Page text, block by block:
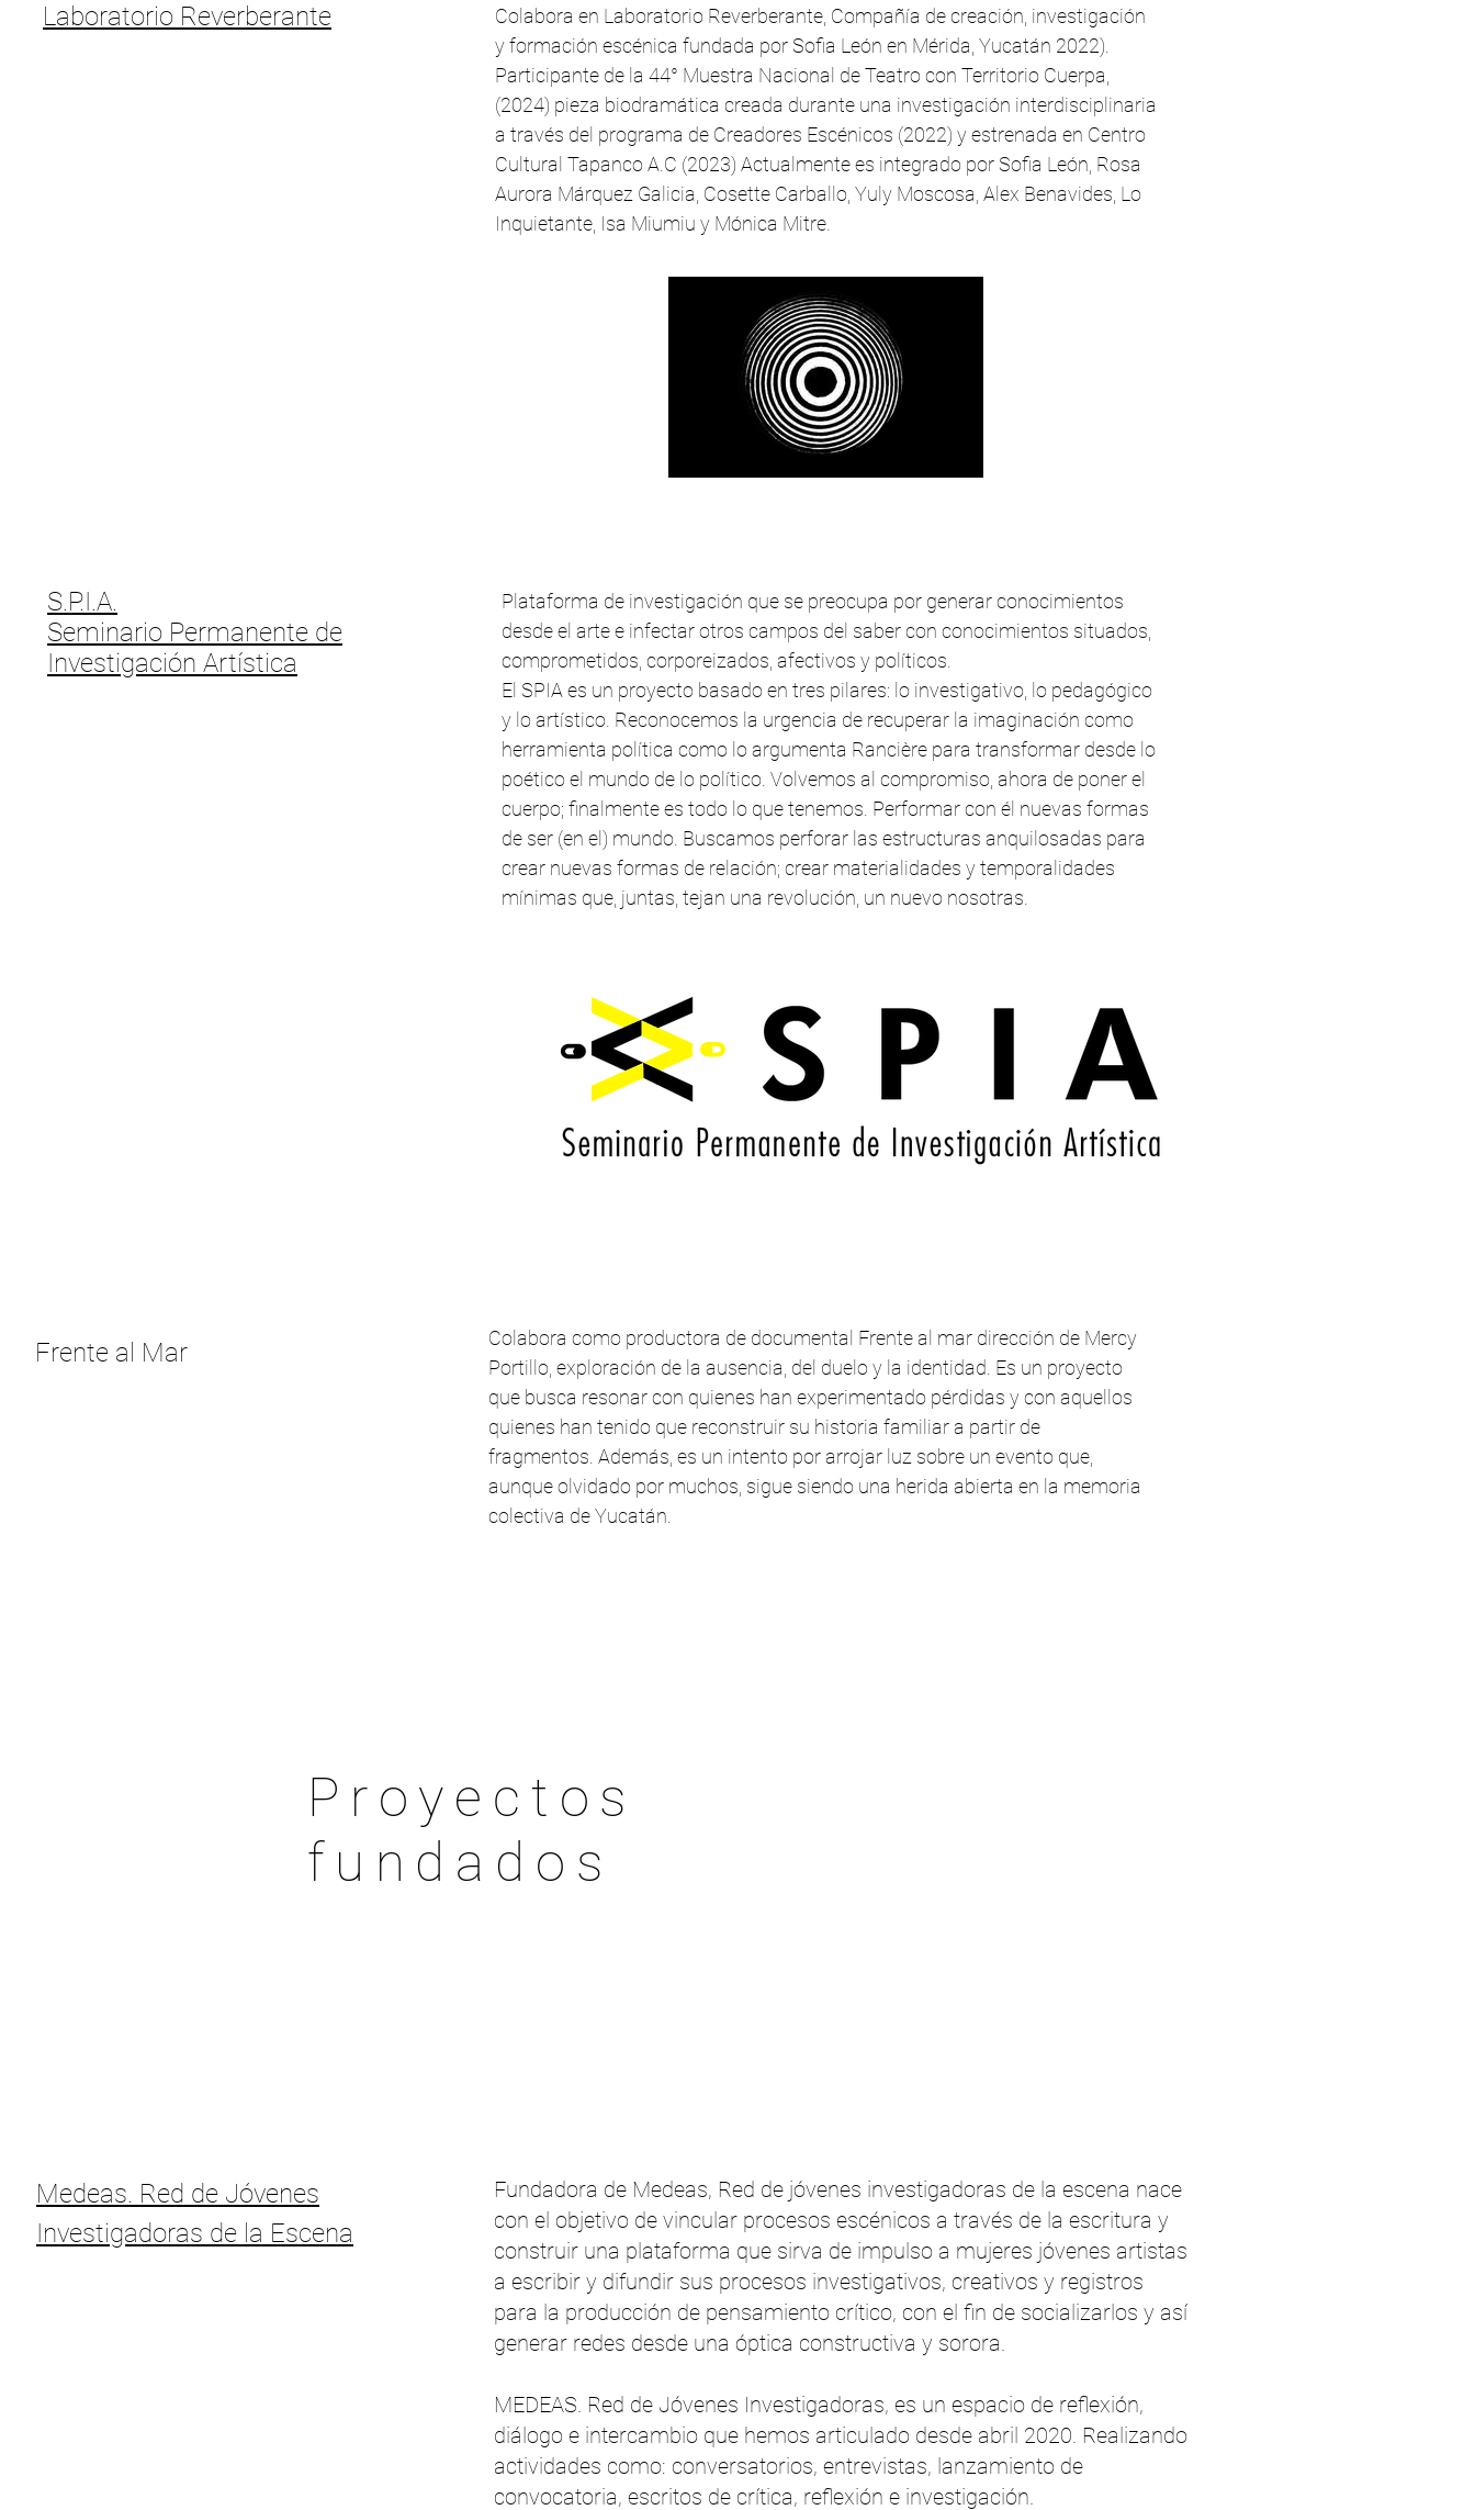
Laboratorio Reverberante
Colabora en Laboratorio Reverberante, Compañía de creación, investigación
y formación escénica fundada por Sofia León en Mérida, Yucatán 2022).
Participante de la 44° Muestra Nacional de Teatro con Territorio Cuerpa,
(2024) pieza biodramática creada durante una investigación interdisciplinaria
a través del programa de Creadores Escénicos (2022) y estrenada en Centro
Cultural Tapanco A.C (2023) Actualmente es integrado por Sofia León, Rosa
Aurora Márquez Galicia, Cosette Carballo, Yuly Moscosa, Alex Benavides, Lo
Inquietante, Isa Miumiu y Mónica Mitre.
S.P.I.A.
Seminario Permanente de
Investigación Artística
Plataforma de investigación que se preocupa por generar conocimientos
desde el arte e infectar otros campos del saber con conocimientos situados,
comprometidos, corporeizados, afectivos y políticos.
El SPIA es un proyecto basado en tres pilares: lo investigativo, lo pedagógico
y lo artístico. Reconocemos la urgencia de recuperar la imaginación como
herramienta política como lo argumenta Rancière para transformar desde lo
poético el mundo de lo político. Volvemos al compromiso, ahora de poner el
cuerpo; finalmente es todo lo que tenemos. Performar con él nuevas formas
de ser (en el) mundo. Buscamos perforar las estructuras anquilosadas para
crear nuevas formas de relación; crear materialidades y temporalidades
mínimas que, juntas, tejan una revolución, un nuevo nosotras.
Frente al Mar
Colabora como productora de documental Frente al mar dirección de Mercy
Portillo, exploración de la ausencia, del duelo y la identidad. Es un proyecto
que busca resonar con quienes han experimentado pérdidas y con aquellos
quienes han tenido que reconstruir su historia familiar a partir de
fragmentos. Además, es un intento por arrojar luz sobre un evento que,
aunque olvidado por muchos, sigue siendo una herida abierta en la memoria
colectiva de Yucatán.
Proyectos
fundados
Medeas. Red de Jóvenes
Investigadoras de la Escena
Fundadora de Medeas, Red de jóvenes investigadoras de la escena nace
con el objetivo de vincular procesos escénicos a través de la escritura y
construir una plataforma que sirva de impulso a mujeres jóvenes artistas
a escribir y difundir sus procesos investigativos, creativos y registros
para la producción de pensamiento crítico, con el fin de socializarlos y así
generar redes desde una óptica constructiva y sorora.
MEDEAS. Red de Jóvenes Investigadoras, es un espacio de reflexión,
diálogo e intercambio que hemos articulado desde abril 2020. Realizando
actividades como: conversatorios, entrevistas, lanzamiento de
convocatoria, escritos de crítica, reflexión e investigación.